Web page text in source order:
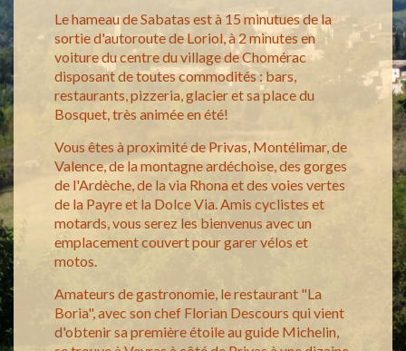
Le hameau de Sabatas est à 15 minutues de la
sortie d'autoroute de Loriol, à 2 minutes en
voiture du centre du village de Chomérac
disposant de toutes commodités : bars,
restaurants, pizzeria, glacier et sa place du
Bosquet, très animée en été!
Vous êtes à proximité de Privas, Montélimar, de
Valence, de la montagne ardéchoise, des gorges
de l'Ardèche, de la via Rhona et des voies vertes
de la Payre et la Dolce Via. Amis cyclistes et
motards, vous serez les bienvenus avec un
emplacement couvert pour garer vélos et
motos.
Amateurs de gastronomie, le restaurant "La
Boria", avec son chef Florian Descours qui vient
d'obtenir sa première étoile au guide Michelin,